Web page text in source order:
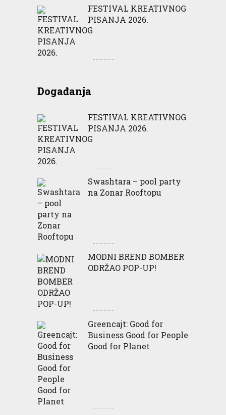
FESTIVAL KREATIVNOG
PISANJA 2026.
Događanja
FESTIVAL KREATIVNOG
PISANJA 2026.
Swashtara – pool party
na Zonar Rooftopu
MODNI BREND BOMBER
ODRŽAO POP-UP!
Greencajt: Good for
Business Good for People
Good for Planet